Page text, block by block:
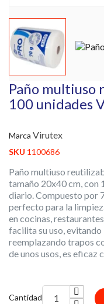
Paño multiuso
100 unidades
Marca Virutex
SKU 1100686
Paño multiuso
tamaño 20x40 cm, con
diario. Compuesto por
perfecto para la
en cocinas,
facilita su uso,
reemplazando trapos
de unos usos, es eficaz
Cantidad